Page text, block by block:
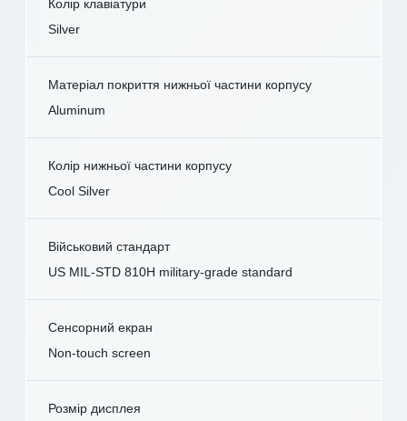
Колір клавіатури
Silver
Матеріал покриття нижньої частини корпусу
Aluminum
Колір нижньої частини корпусу
Cool Silver
Військовий стандарт
US MIL-STD 810H military-grade standard
Сенсорний екран
Non-touch screen
Розмір дисплея